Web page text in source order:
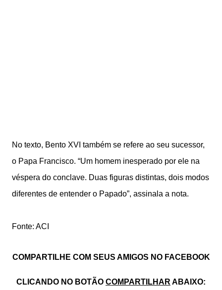
No texto, Bento XVI também se refere ao seu sucessor,
o Papa Francisco. “Um homem inesperado por ele na
véspera do conclave. Duas figuras distintas, dois modos
diferentes de entender o Papado”, assinala a nota.
Fonte: ACI
COMPARTILHE COM SEUS AMIGOS NO FACEBOOK
CLICANDO NO BOTÃO COMPARTILHAR ABAIXO: